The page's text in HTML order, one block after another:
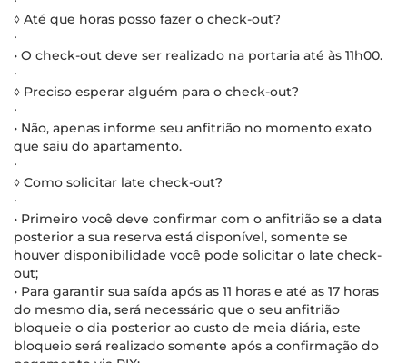
◊ Até que horas posso fazer o check-out?
∙
• O check-out deve ser realizado na portaria até às 11h00.
∙
◊ Preciso esperar alguém para o check-out?
∙
• Não, apenas informe seu anfitrião no momento exato
que saiu do apartamento.
∙
◊ Como solicitar late check-out?
∙
• Primeiro você deve confirmar com o anfitrião se a data
posterior a sua reserva está disponível, somente se
houver disponibilidade você pode solicitar o late check-
out;
• Para garantir sua saída após as 11 horas e até as 17 horas
do mesmo dia, será necessário que o seu anfitrião
bloqueie o dia posterior ao custo de meia diária, este
bloqueio será realizado somente após a confirmação do